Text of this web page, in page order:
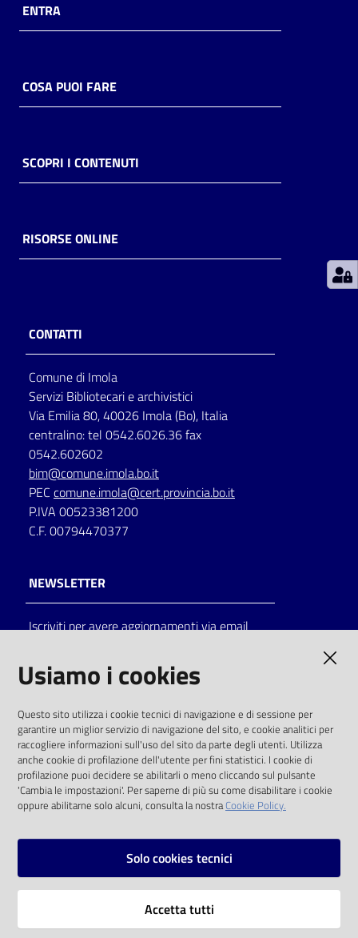
Casa
Piani
Archivio
storico
Patto
Seguici
su
Catalogo
on line
Eventi
Chiedi al
bibliotecario
Avvisi
Orari
ENTRA
COSA PUOI FARE
SCOPRI I CONTENUTI
RISORSE ONLINE
CONTATTI
Comune di Imola
Servizi Bibliotecari e archivistici
Via Emilia 80, 40026 Imola (Bo), Italia
centralino: tel 0542.6026.36 fax
0542.602602
bim@comune.imola.bo.it
PEC comune.imola@cert.provincia.bo.it
P.IVA 00523381200
C.F. 00794470377
NEWSLETTER
Iscriviti per avere aggiornamenti via email
solo alle condizioni previste dalla direttiva
comunitaria 2003/98/CE e dal d.lgs. 36/2006
SOCIAL
Instagram
Vai alla pagina
Usiamo i cookies
Questo sito utilizza i cookie tecnici di navigazione e di sessione per
garantire un miglior servizio di navigazione del sito, e cookie analitici per
raccogliere informazioni sull'uso del sito da parte degli utenti. Utilizza
anche cookie di profilazione dell'utente per fini statistici. I cookie di
profilazione puoi decidere se abilitarli o meno cliccando sul pulsante
'Cambia le impostazioni'. Per saperne di più su come disabilitare i cookie
oppure abilitarne solo alcuni, consulta la nostraCookie Policy.
Solo cookies tecnici
Accetta tutti